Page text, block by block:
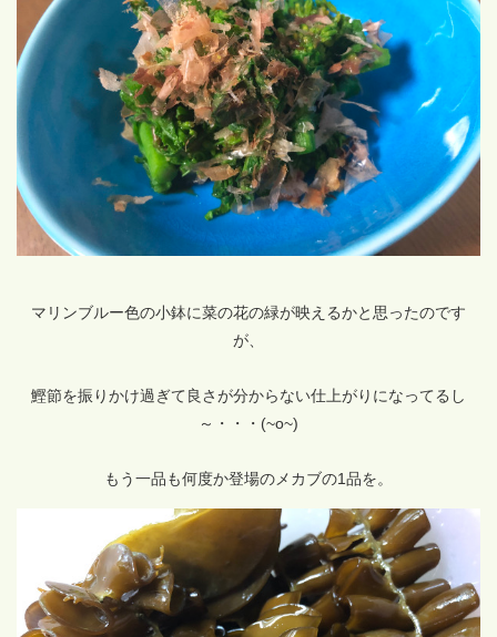
マリンブルー色の小鉢に菜の花の緑が映えるかと思ったのです
が、
鰹節を振りかけ過ぎて良さが分からない仕上がりになってるし
～・・・(~o~)
もう一品も何度か登場のメカブの1品を。